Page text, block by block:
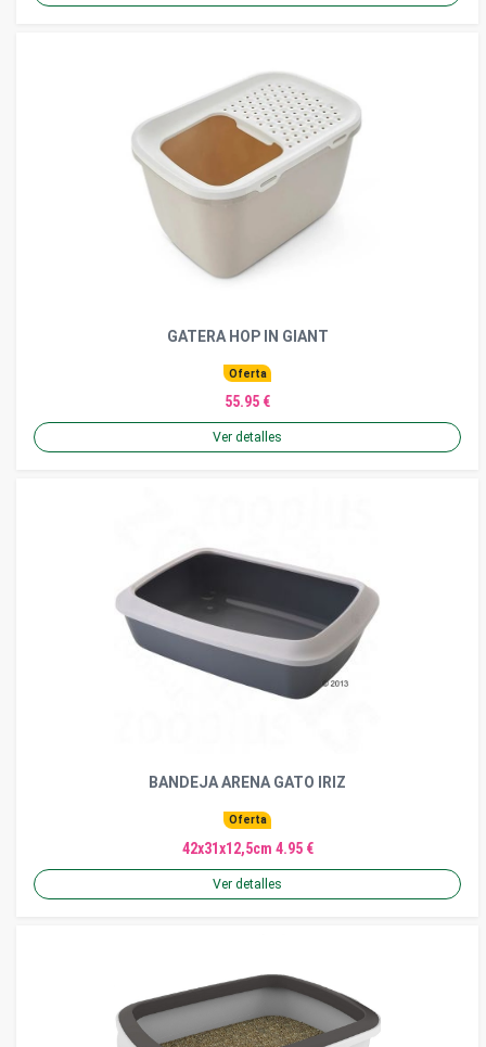
GATERA HOP IN GIANT
Oferta
55.95 €
Ver detalles
BANDEJA ARENA GATO IRIZ
Oferta
42x31x12,5cm 4.95 €
Ver detalles